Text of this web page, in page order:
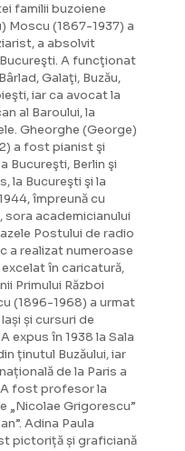
familii buzoiene
Moscu (1867-1937) a
a absolvit
A funcţionat
Galaţi, Buzău,
iar ca avocat la
al Baroului, la
Gheorghe (George)
a fost pianist şi
Bucureşti, Berlin şi
la Bucureşti şi la
împreună cu
sora academicianului
Postului de radio
a realizat numeroase
în caricatură,
Primului Război
(1896-1968) a urmat
și cursuri de
expus în 1938 la Sala
ținutul Buzăului, iar
de la Paris a
fost profesor la
„Nicolae Grigorescu”
Adina Paula
pictoriță și graficiană